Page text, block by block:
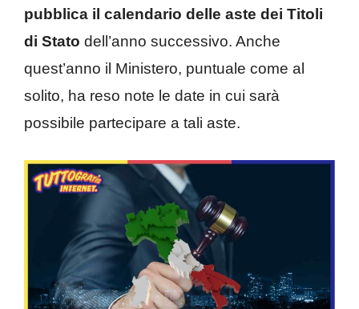
pubblica il calendario delle aste dei Titoli
di Stato dell’anno successivo. Anche
quest’anno il Ministero, puntuale come al
solito, ha reso note le date in cui sarà
possibile partecipare a tali aste.